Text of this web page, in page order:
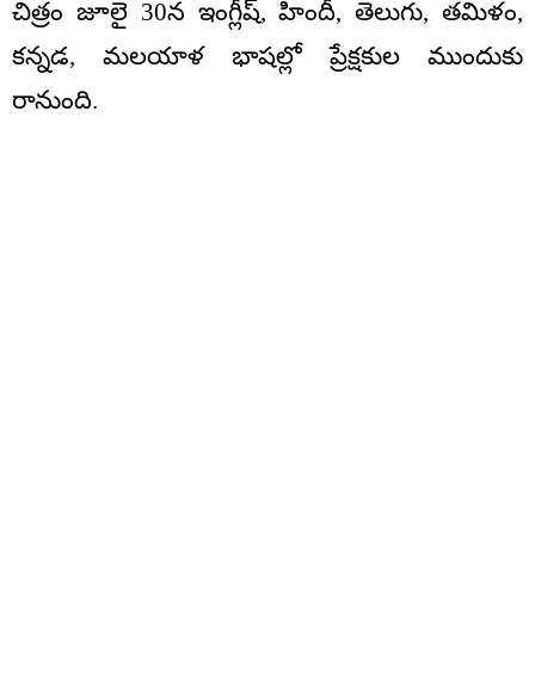
చిత్రం జూలై 30న ఇంగ్లీష్, హిందీ, తెలుగు, తమిళం,
కన్నడ, మలయాళ భాషల్లో ప్రేక్షకుల ముందుకు
రానుంది.